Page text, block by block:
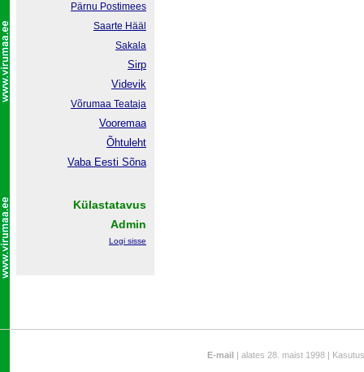
Pärnu Postimees
Saarte Hääl
Sakala
Sirp
Videvik
Võrumaa Teataja
Vooremaa
Õhtuleht
Vaba Eesti Sõna
Külastatavus
Admin
Logi sisse
E-mail | alates 28. maist 1998 |